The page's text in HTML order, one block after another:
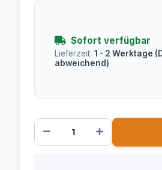
Sofort verfügbar
Lieferzeit: 1 - 2 Werktage
abweichend)